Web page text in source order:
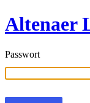
Altenaer
Passwort